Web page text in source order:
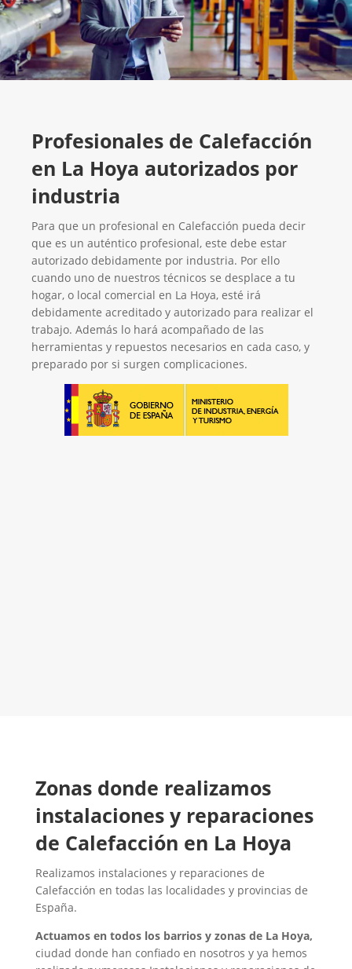
Profesionales de Calefacción
en La Hoya autorizados por
industria
Para que un profesional en Calefacción pueda decir
que es un auténtico profesional, este debe estar
autorizado debidamente por industria. Por ello
cuando uno de nuestros técnicos se desplace a tu
hogar, o local comercial en La Hoya, esté irá
debidamente acreditado y autorizado para realizar el
trabajo. Además lo hará acompañado de las
herramientas y repuestos necesarios en cada caso, y
preparado por si surgen complicaciones.
​Zonas donde realizamos
instalaciones y reparaciones
de Calefacción en La Hoya
Realizamos instalaciones y reparaciones de
Calefacción en todas las localidades y provincias de
España.
Actuamos en todos los barrios y zonas de La Hoya,
ciudad donde han confiado en nosotros y ya hemos